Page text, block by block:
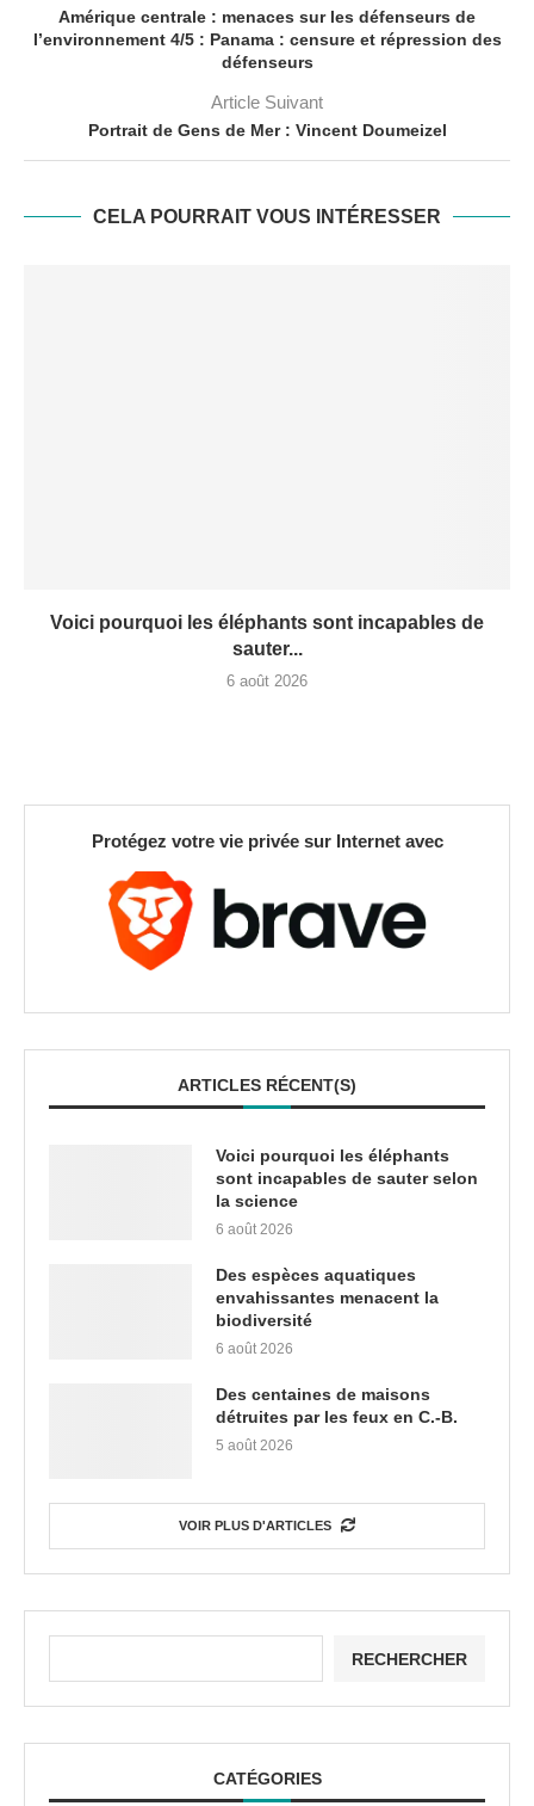
Amérique centrale : menaces sur les défenseurs de
l’environnement 4/5 : Panama : censure et répression des
défenseurs
Article Suivant
Portrait de Gens de Mer : Vincent Doumeizel
CELA POURRAIT VOUS INTÉRESSER
Voici pourquoi les éléphants sont incapables de
sauter...
6 août 2026
Protégez votre vie privée sur Internet avec
ARTICLES RÉCENT(S)
Voici pourquoi les éléphants
sont incapables de sauter selon
la science
6 août 2026
Des espèces aquatiques
envahissantes menacent la
biodiversité
6 août 2026
Des centaines de maisons
détruites par les feux en C.-B.
5 août 2026
VOIR PLUS D'ARTICLES
RECHERCHER
CATÉGORIES